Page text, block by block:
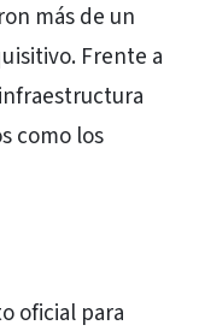
más de un
Frente a
como los
oficial para